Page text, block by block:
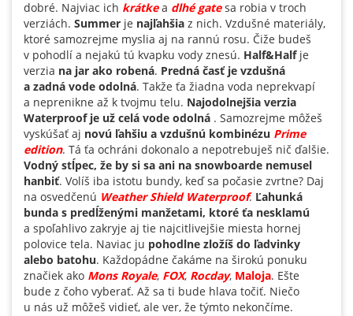
dobré. Najviac ich krátke a dlhé gatesa robia v troch
verziách. Summer je najľahšia z nich. Vzdušné materiály,
ktoré samozrejme myslia aj na rannú rosu. Čiže budeš
v pohodlí a nejakú tú kvapku vody znesú. Half&Halfje
verzia na jar ako robená. Predná časť je vzdušná
a zadná vode odolná. Takže ťa žiadna voda neprekvapí
a neprenikne až k tvojmu telu. Najodolnejšia verzia
Waterproof je už celá vode odolná . Samozrejme môžeš
vyskúšať aj novú ľahšiu a vzdušnú kombinézu Prime
edition. Tá ťa ochráni dokonalo a nepotrebuješ nič ďalšie.
Vodný stĺpec, že by si sa ani na snowboarde nemusel
hanbiť. Volíš iba istotu bundy, keď sa počasie zvrtne? Daj
na osvedčenú Weather Shield Waterproof. Ľahunká
bunda s predĺženými manžetami, ktoré ťa nesklamú
a spoľahlivo zakryje aj tie najcitlivejšie miesta hornej
polovice tela. Naviac ju pohodlne zložíš do ľadvinky
alebo batohu. Každopádne čakáme na širokú ponuku
značiek ako Mons Royale, FOX, Rocday, Maloja. Ešte
bude z čoho vyberať. Až sa ti bude hlava točiť. Niečo
u nás už môžeš vidieť, ale ver, že týmto nekončíme.